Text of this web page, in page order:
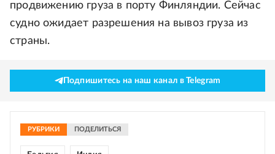
продвижению груза в порту Финляндии. Сейчас
судно ожидает разрешения на вывоз груза из
страны.
Подпишитесь на наш канал в Telegram
РУБРИКИ ПОДЕЛИТЬСЯ